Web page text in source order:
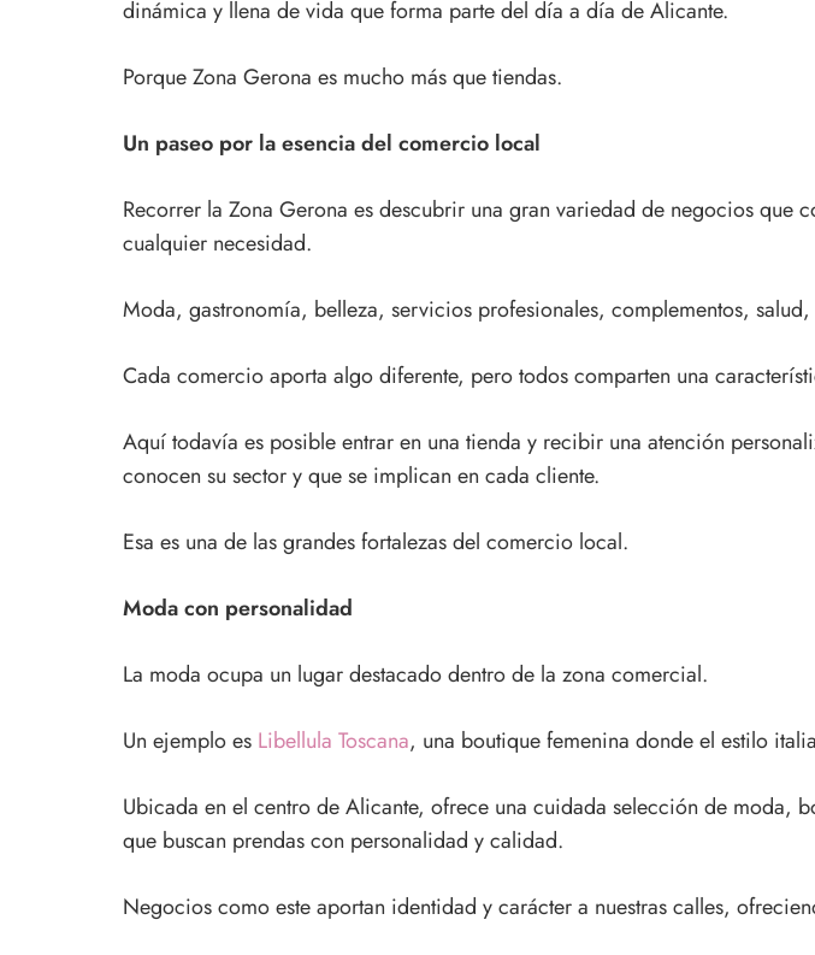
dinámica y llena de vida que forma parte del día a día de Alicante.
Porque Zona Gerona es mucho más que tiendas.
Un paseo por la esencia del comercio local
Recorrer la Zona Gerona es descubrir una gran variedad de negocios que
cualquier necesidad.
Moda, gastronomía, belleza, servicios profesionales, complementos,
Cada comercio aporta algo diferente, pero todos comparten una
Aquí todavía es posible entrar en una tienda y recibir una atención
conocen su sector y que se implican en cada cliente.
Esa es una de las grandes fortalezas del comercio local.
Moda con personalidad
La moda ocupa un lugar destacado dentro de la zona comercial.
Un ejemplo es Libellula Toscana, una boutique femenina donde el estilo
Ubicada en el centro de Alicante, ofrece una cuidada selección de moda,
que buscan prendas con personalidad y calidad.
Negocios como este aportan identidad y carácter a nuestras calles,